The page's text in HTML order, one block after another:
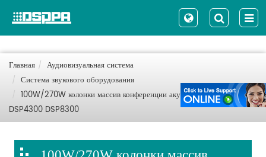
Главная
Аудиовизуальная система
Система звукового оборудования
100W/270W колонки массив конференции акустическая система
DSP4300 DSP8300